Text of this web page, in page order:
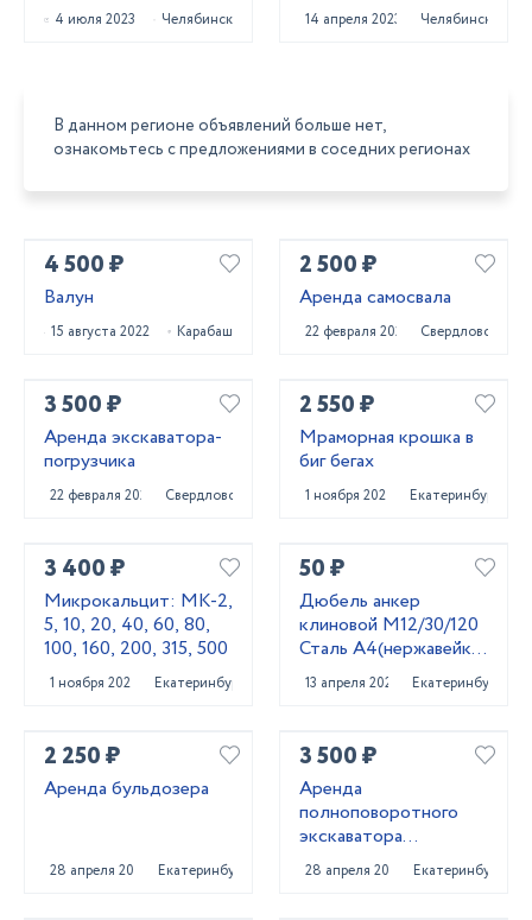
4 июля 2023 Челябинск 14 апреля 2023 Челябинск
В данном регионе объявлений больше нет,
ознакомьтесь с предложениями в соседних регионах
4 500 ₽
Валун
15 августа 2022 Карабаш
2 500 ₽
Аренда самосвала
22 февраля 2025 Свердловск
3 500 ₽
Аренда экскаватора-
погрузчика
22 февраля 2025 Свердловск
2 550 ₽
Мраморная крошка в
биг бегах
1 ноября 2025 Екатеринбург
3 400 ₽
Микрокальцит: МК-2,
5, 10, 20, 40, 60, 80,
100, 160, 200, 315, 500
1 ноября 2025 Екатеринбург
50 ₽
Дюбель анкер
клиновой М12/30/120
Сталь А4(нержавейка)
Фирма WURTH
13 апреля 2024 Екатеринбург
2 250 ₽
Аренда бульдозера
28 апреля 2025 Екатеринбург
3 500 ₽
Аренда
полноповоротного
экскаватора
погрузчика
28 апреля 2025 Екатеринбург